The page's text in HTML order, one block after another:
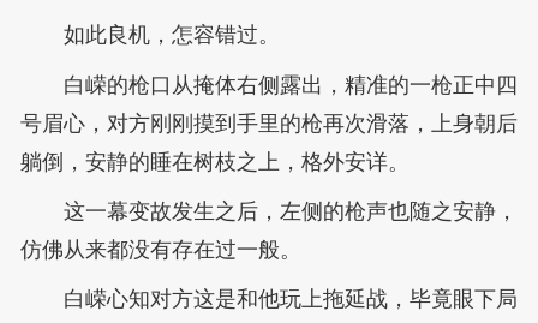
如此良机，怎容错过。
白嵘的枪口从掩体右侧露出，精准的一枪正中四
号眉心，对方刚刚摸到手里的枪再次滑落，上身朝后
躺倒，安静的睡在树枝之上，格外安详。
这一幕变故发生之后，左侧的枪声也随之安静，
仿佛从来都没有存在过一般。
白嵘心知对方这是和他玩上拖延战，毕竟眼下局